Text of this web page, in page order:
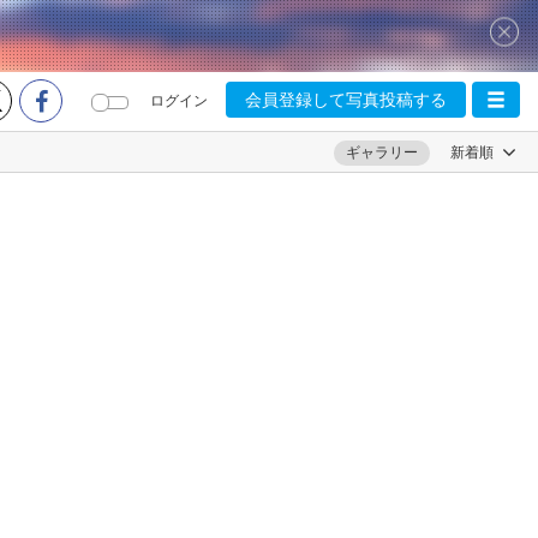
ログイン 会員登録して写真投稿する
ギャラリー 新着順